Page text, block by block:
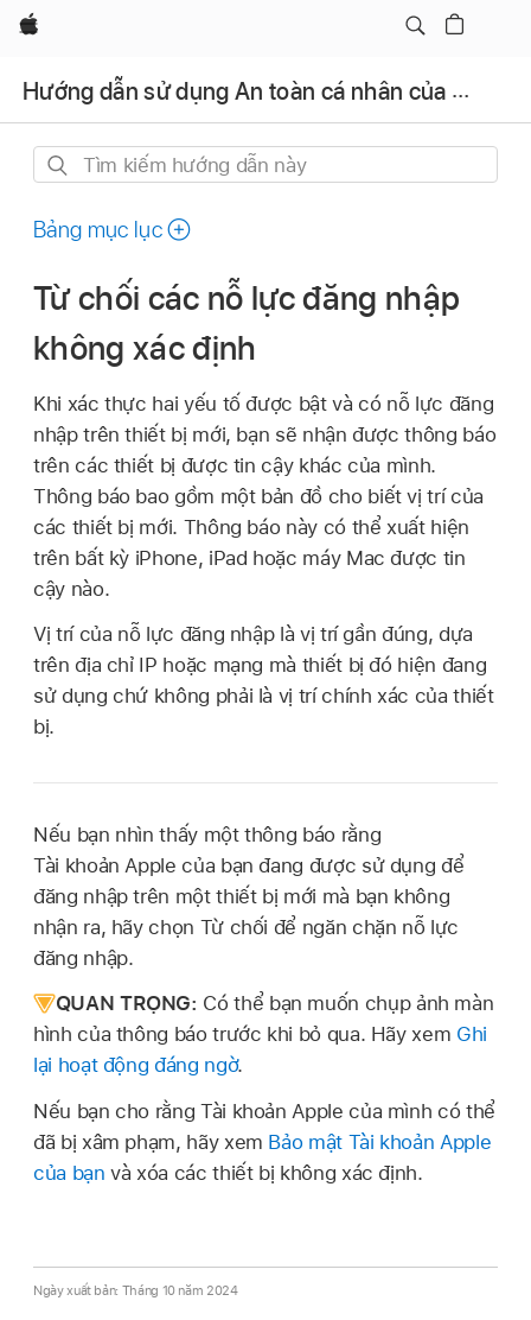
Apple
Hướng dẫn sử dụng An toàn cá nhân của Apple
Tìm
hướng
này
Bảng mục lục
Từ chối các nỗ lực đăng nhập
không xác định
Khi xác thực hai yếu tố được bật và có nỗ lực đăng
nhập trên thiết bị mới, bạn sẽ nhận được thông báo
trên các thiết bị được tin cậy khác của mình.
Thông báo bao gồm một bản đồ cho biết vị trí của
các thiết bị mới. Thông báo này có thể xuất hiện
trên bất kỳ iPhone, iPad hoặc máy Mac được tin
cậy nào.
Vị trí của nỗ lực đăng nhập là vị trí gần đúng, dựa
trên địa chỉ IP hoặc mạng mà thiết bị đó hiện đang
sử dụng chứ không phải là vị trí chính xác của thiết
bị.
Nếu bạn nhìn thấy một thông báo rằng
Tài khoản Apple của bạn đang được sử dụng để
đăng nhập trên một thiết bị mới mà bạn không
nhận ra, hãy chọn Từ chối để ngăn chặn nỗ lực
đăng nhập.
QUAN TRỌNG: Có thể bạn muốn chụp ảnh màn
hình của thông báo trước khi bỏ qua. Hãy xem Ghi
lại hoạt động đáng ngờ.
Nếu bạn cho rằng Tài khoản Apple của mình có thể
đã bị xâm phạm, hãy xem Bảo mật Tài khoản Apple
của bạn và xóa các thiết bị không xác định.
Ngày xuất bản: Tháng 10 năm 2024